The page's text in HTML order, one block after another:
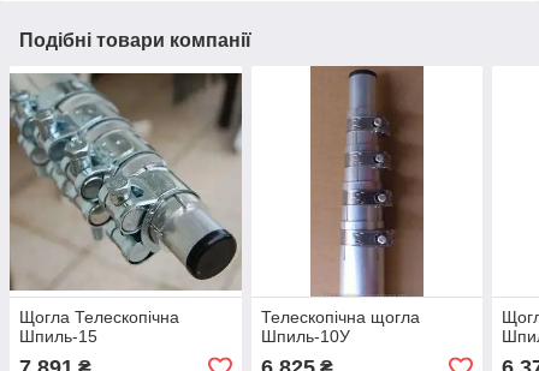
Подібні товари компанії
Щогла Телескопічна
Шпиль-15
Телескопічна щогла
Шпиль-10У